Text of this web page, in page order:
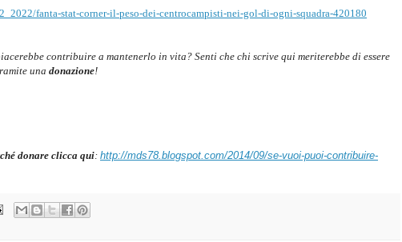
fanta-stat-corner-il-peso-dei-centrocampisti-nei-gol-di-ogni-squadra-420180
contribuire a mantenerlo in vita? Senti che chi scrive qui meriterebbe di essere
una donazione!
donare clicca qui: http://mds78.blogspot.com/2014/09/se-vuoi-puoi-contribuire-